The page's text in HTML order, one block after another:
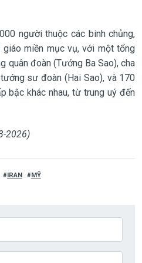
người thuộc các binh chủng,
miền mục vụ, với một tổng
quân đoàn (Tướng Ba Sao), cha
sư đoàn (Hai Sao), và 170
bậc khác nhau, từ trung uý đến
2026)
IRAN MỸ